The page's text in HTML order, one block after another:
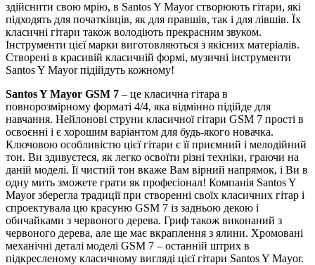
здійснити свою мрію, в Santos Y Mayor створюють гітари, які
підходять для початківців, як для правшів, так і для лівшів. Їх
класичні гітари також володіють прекрасним звуком.
Інструменти цієї марки виготовляються з якісних матеріалів.
Створені в красивій класичній формі, музичні інструменти
Santos Y Mayor підійдуть кожному!
Santos Y Mayor GSM 7 – це класична гітара в
повнорозмірному форматі 4/4, яка відмінно підійде для
навчання. Нейлонові струни класичної гітари GSM 7 прості в
освоєнні і є хорошим варіантом для будь-якого новачка.
Ключовою особливістю цієї гітари є її приємний і мелодійний
тон. Ви здивуєтеся, як легко освоїти різні техніки, граючи на
даній моделі. Її чистий тон вкаже Вам вірний напрямок, і Ви в
одну мить зможете грати як професіонал! Компанія Santos Y
Mayor зберегла традиції при створенні своїх класичних гітар і
спроектувала цю красуню GSM 7 із задньою декою і
обичайками з червоного дерева. Гриф також виконаний з
червоного дерева, але ще має вкраплення з ялини. Хромовані
механічні деталі моделі GSM 7 – останній штрих в
підкресленому класичному вигляді цієї гітари Santos Y Mayor.